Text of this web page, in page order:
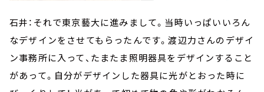
石井：それで東京藝大に進みまして。当時いっぱいいろん
なデザインをさせてもらったんです。渡辺力さんのデザイ
ン事務所に入って、たまたま照明器具をデザインすること
があって。自分がデザインした器具に光がとおった時に